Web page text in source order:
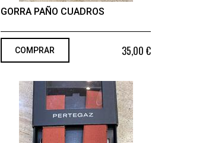
GORRA PAÑO CUADROS
COMPRAR 35,00 €